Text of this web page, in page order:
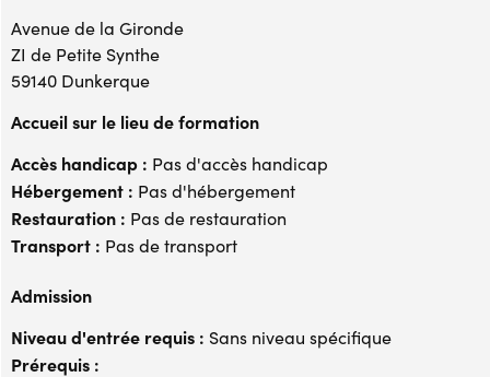
Avenue de la Gironde
ZI de Petite Synthe
59140 Dunkerque
Accueil sur le lieu de formation
Accès handicap : Pas d'accès handicap
Hébergement : Pas d'hébergement
Restauration : Pas de restauration
Transport : Pas de transport
Admission
Niveau d'entrée requis : Sans niveau spécifique
Prérequis :